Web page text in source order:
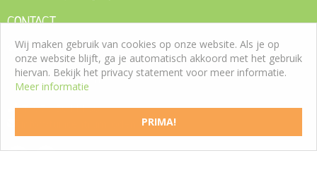
CONTACT
Tuincentrum Roden
Westeresch 7
9301 ZW Roden
T:050 5011188
info@tuincentrumroden.nlPRIMA!
Wij maken gebruik van cookies op onze website. Als je op
onze website blijft, ga je automatisch akkoord met het gebruik
hiervan. Bekijk het privacy statement voor meer informatie.
Meer informatie